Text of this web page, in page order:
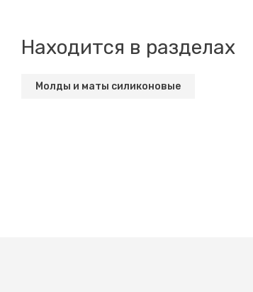
Находится в разделах
Молды и маты силиконовые